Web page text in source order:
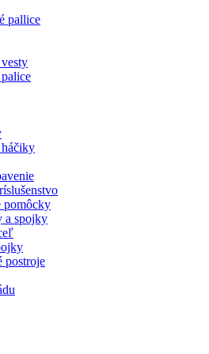
pallice
pomôcky
a spojky
postroje